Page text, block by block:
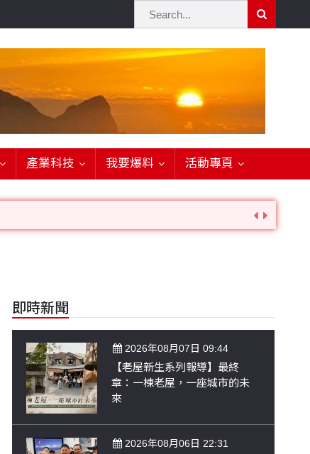
產業科技 我要爆料 活動專頁
即時新聞
2026年08月07日 09:44
【老屋新生系列報導】最終
章：一棟老屋，一座城市的未
來
2026年08月06日 22:31